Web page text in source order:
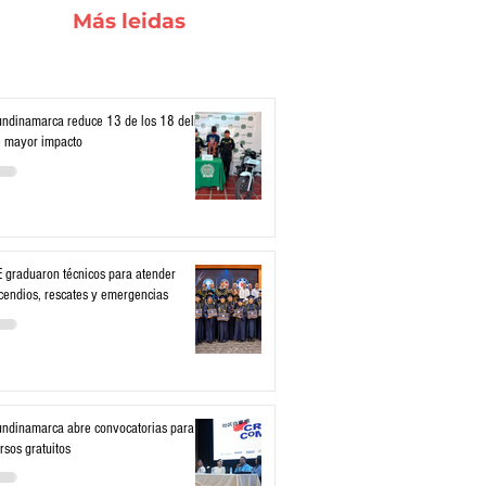
Más leidas
reduce 13 de los 18 delitos
mayor impacto
graduaron técnicos para atender
rescates y emergencias
abre convocatorias para
gratuitos